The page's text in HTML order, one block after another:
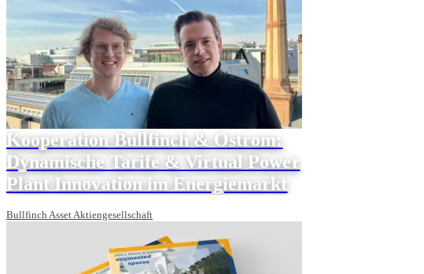
Kooperation Bullfinch & Ostrom:
Dynamische Tarife & Virtual Power
Plant Innovation im Energiemarkt
Bullfinch Asset Aktiengesellschaft